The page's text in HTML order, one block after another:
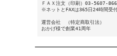
ＦＡＸ注文（印刷 ）03-5607-
※ネットとFAXは365日24時間受
運営会社（特定商取引法）
おかげ様で創業41周年